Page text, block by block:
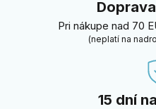
Pri nákupe nad 70
(neplatí na
15 dní